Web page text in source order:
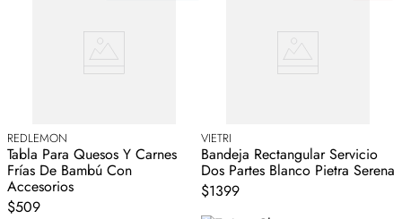
REDLEMON
Tabla Para Quesos Y Carnes
Frías De Bambú Con
Accesorios
$509
VIETRI
Bandeja Rectangular Servicio
Dos Partes Blanco Pietra Serena
$1399